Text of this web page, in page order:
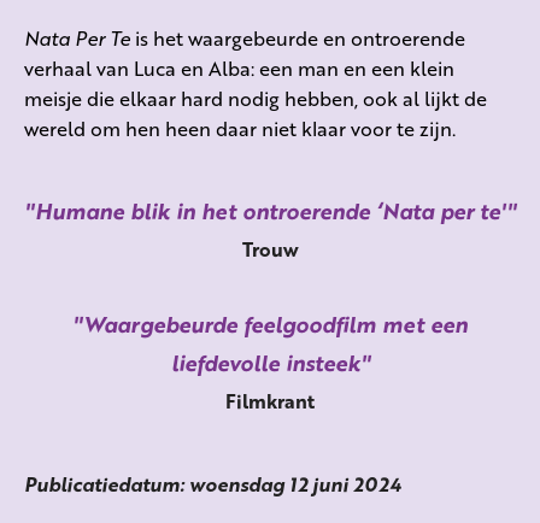
Nata Per Te is het waargebeurde en ontroerende
verhaal van Luca en Alba: een man en een klein
meisje die elkaar hard nodig hebben, ook al lijkt de
wereld om hen heen daar niet klaar voor te zijn.
Humane blik in het ontroerende ‘Nata per te'
Trouw
Waargebeurde feelgoodfilm met een
liefdevolle insteek
Filmkrant
Publicatiedatum: woensdag 12 juni 2024